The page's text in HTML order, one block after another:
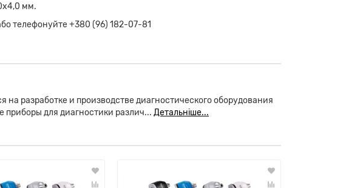
мм.
телефонуйте +380 (96) 182-07-81
разработке и производстве диагностического оборудования
для диагностики различ... Детальніше...